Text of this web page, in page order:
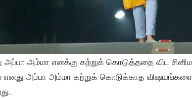
அப்பா அம்மா எனக்கு கற்றுக் கொடுத்ததை விட
அப்பா அம்மா கற்றுக் கொடுக்காத விஷயங்களை